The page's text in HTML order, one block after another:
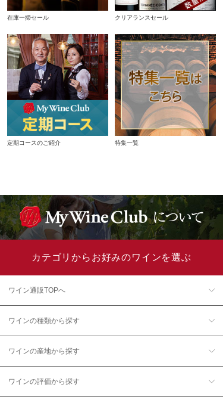
在庫一掃セール クリアランスセール
定期コースのご紹介 特集一覧
カテゴリからお好みのワインを選ぶ
ワイン通販TOPへ
ワインの種類から探す
ワインの産地から探す
ワインの評価から探す